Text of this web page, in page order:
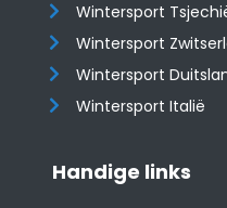
Wintersport
Wintersport
Wintersport
Wintersport Italië
Handige links